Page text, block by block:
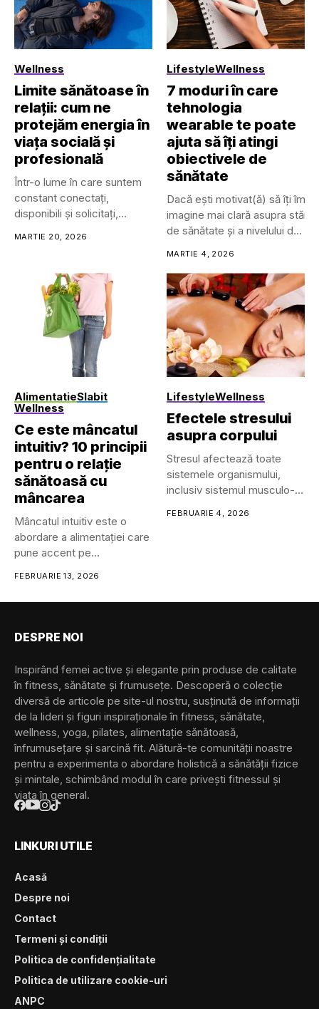
Wellness
Limite sănătoase în
relații: cum ne
protejăm energia în
viața socială și
profesională
Într-o lume în care suntem
constant conectați,
disponibili și solicitați,
MARTIE 20, 2026
LifestyleWellness
7 moduri în care
tehnologia
wearable te poate
ajuta să îți atingi
obiectivele de
sănătate
Dacă ești motivat(ă) să îți
imagine mai clară asupra stării
de sănătate și a nivelului de
Trackerele de sănătate și
pot avea mai multe forme,
• Dispozitive cu prindere (clip-
on)
• Îmbrăcăminte inteligentă
• Ochelari și lentile de
contact inteligente
• Căști/headset-uri...
MARTIE 4, 2026
AlimentatieSlabit
Wellness
Ce este mâncatul
intuitiv? 10 principii
pentru o relație
sănătoasă cu
mâncarea
Mâncatul intuitiv este o
abordare a alimentației care
pune accent pe
FEBRUARIE 13, 2026
LifestyleWellness
Efectele stresului
asupra corpului
Stresul afectează toate
sistemele organismului,
inclusiv sistemul musculo-
cardiovascular, endocrin,
FEBRUARIE 4, 2026
DESPRE NOI
Inspirând femei active și elegante prin produse de calitate
în fitness, sănătate și frumusețe. Descoperă o colecție
diversă de articole pe site-ul nostru, susținută de informații
de la lideri și figuri inspiraționale în fitness, sănătate,
wellness, yoga, pilates, alimentație sănătoasă,
înfrumusețare și sarcină fit. Alătură-te comunității noastre
pentru a experimenta o abordare holistică a sănătății fizice
și mintale, schimbând modul în care privești fitnessul și
viața în general.
LINKURI UTILE
Acasă
Despre noi
Contact
Termeni și condiții
Politica de confidențialitate
Politica de utilizare cookie-uri
ANPC